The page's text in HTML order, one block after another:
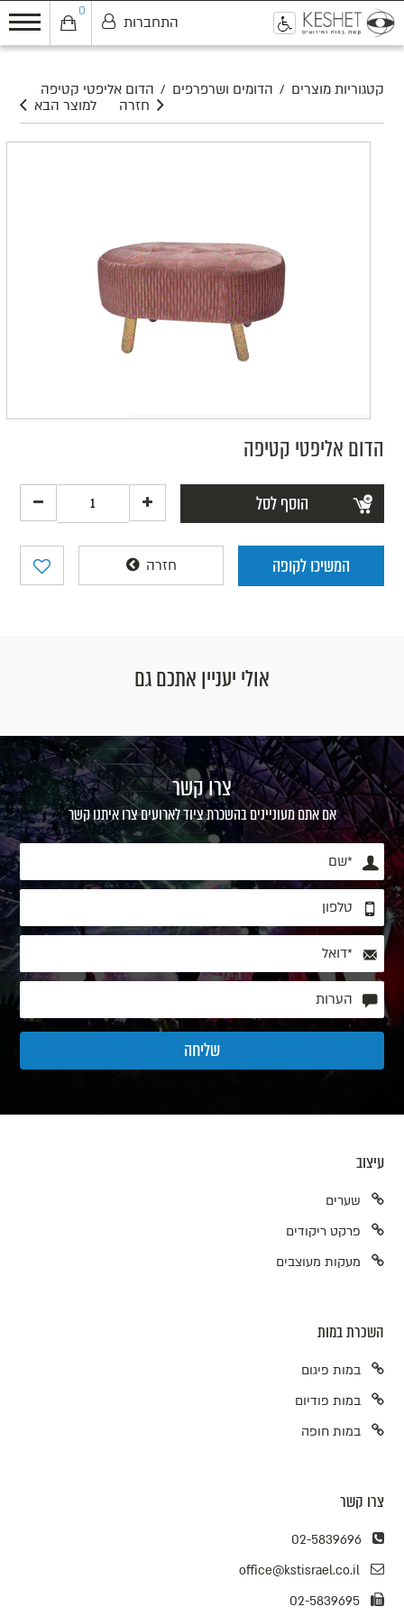
0
התחברות
קטגוריות מוצרים / הדומים ושרפרפים / הדום אליפטי קטיפה
למוצר הבא
חזרה
הדום אליפטי קטיפה
הוסף לסל
המשיכו לקופה חזרה
אולי יעניין אתכם גם
צרו קשר
אם אתם מעוניינים בהשכרת ציוד לארועים צרו איתנו קשר
עיצוב
שערים
פרקט ריקודים
מעקות מעוצבים
השכרת במות
במות פיגום
במות פודיום
במות חופה
צרו קשר
02-5839696
office@kstisrael.co.il
02-5839695